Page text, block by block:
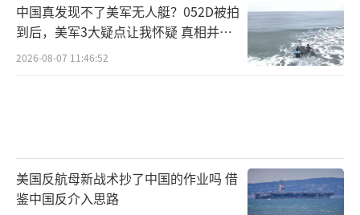
中国真发现不了美军无人艇？052D被拍
到后，美军3大疑点让我怀疑 真相并非
如此
2026-08-07 11:46:52
美国反航母新战术抄了中国的作业吗 借
鉴中国反介入思路